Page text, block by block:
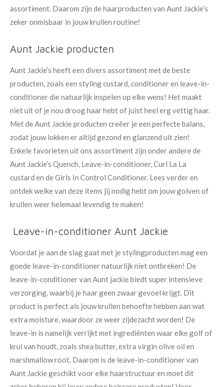
assortiment. Daarom zijn de haarproducten van Aunt Jackie’s
zeker onmisbaar in jouw krullen routine!
Aunt Jackie producten
Aunt Jackie’s heeft een divers assortiment met de beste
producten, zoals een styling custard, conditioner en leave-in-
conditioner die natuurlijk inspelen op elke wens! Het maakt
niet uit of je nou droog haar hebt of juist heel erg vettig haar.
Met de Aunt Jackie producten creëer je een perfecte balans,
zodat jouw lokken er altijd gezond en glanzend uit zien!
Enkele favorieten uit ons assortiment zijn onder andere de
Aunt Jackie’s Quench, Leave-in-conditioner, Curl La La
custard en de Girls In Control Conditioner. Lees verder en
ontdek welke van deze items jij nodig hebt om jouw golven of
krullen weer helemaal levendig te maken!
Leave-in-conditioner Aunt Jackie
Voordat je aan de slag gaat met je stylingproducten mag een
goede leave-in-conditioner natuurlijk niet ontbreken! De
leave-in-conditioner van Aunt jackie biedt super intensieve
verzorging, waarbij je haar geen zwaar gevoel krijgt. Dit
product is perfect als jouw krullen behoefte hebben aan wat
extra moisture, waardoor ze weer zijdezacht worden! De
leave-in is namelijk verrijkt met ingrediënten waar elke golf of
krul van houdt, zoals shea butter, extra virgin olive oil en
marshmallow root. Daarom is de leave-in-conditioner van
Aunt Jackie geschikt voor elke haarstructuur en moet dit